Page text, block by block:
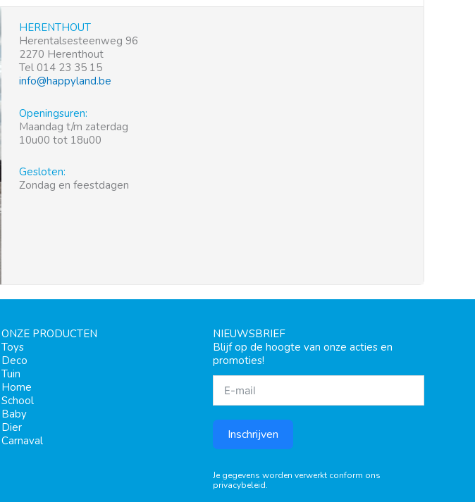
HERENTHOUT
Herentalsesteenweg 96
2270 Herenthout
Tel 014 23 35 15
info@happyland.be
Openingsuren:
Maandag t/m zaterdag
10u00 tot 18u00
Gesloten:
Zondag en feestdagen
ONZE PRODUCTEN
Toys
Deco
Tuin
Home
School
Baby
Dier
Carnaval
NIEUWSBRIEF
Blijf op de hoogte van onze acties en
promoties!
Inschrijven
Je gegevens worden verwerkt conform ons
privacybeleid.